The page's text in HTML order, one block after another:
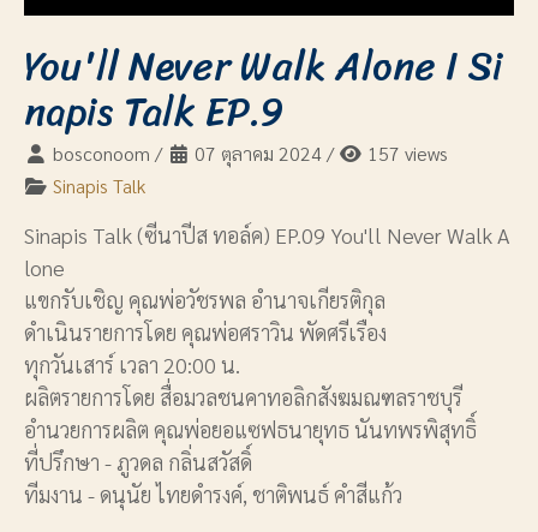
You'll Never Walk Alone I Si
napis Talk EP.9
bosconoom / 07 ตุลาคม 2024/
157 views
Sinapis Talk
Sinapis Talk (ซีนาปีส ทอล์ค) EP.09 You'll Never Walk A
lone
แขกรับเชิญ คุณพ่อวัชรพล อำนาจเกียรติกุล
ดำเนินรายการโดย คุณพ่อศราวิน พัดศรีเรือง
ทุกวันเสาร์ เวลา 20:00 น.
ผลิตรายการโดย สื่อมวลชนคาทอลิกสังฆมณฑลราชบุรี
อำนวยการผลิต คุณพ่อยอแซฟธนายุทธ นันทพรพิสุทธิ์
ที่ปรึกษา - ภูวดล กลิ่นสวัสดิ์
ทีมงาน - ดนุนัย ไทยดำรงค์, ชาติพนธ์ คำสีแก้ว